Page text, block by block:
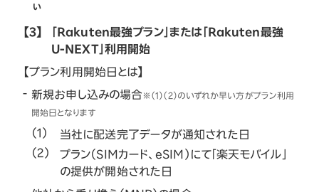
い
【3】
「Rakuten最強プラン」または「Rakuten最強
U-NEXT」利用開始
【プラン利用開始日とは】
新規お申し込みの場合 ※（1）（2）のいずれか早い方がプラン利用
開始日となります
当社に配送完了データが通知された日
プラン（SIMカード、eSIM）にて「楽天モバイル」
の提供が開始された日